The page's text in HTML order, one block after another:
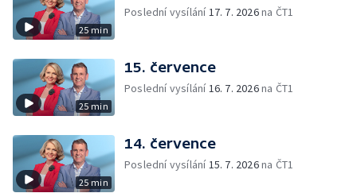
25 min
Poslední vysílání17. 7. 2026na ČT1
25 min
15. července
Poslední vysílání16. 7. 2026na ČT1
25 min
14. července
Poslední vysílání15. 7. 2026na ČT1